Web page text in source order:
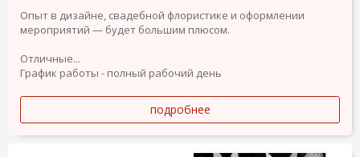
Опыт в дизайне, свадебной флористике и оформлении
мероприятий — будет большим плюсом.
Отличные...
График работы - полный рабочий день
подробнее